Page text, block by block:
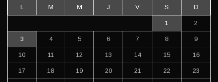
L M M J V S D
1 2
3 4 5 6 7 8 9
10 11 12 13 14 15 16
17 18 19 20 21 22 23